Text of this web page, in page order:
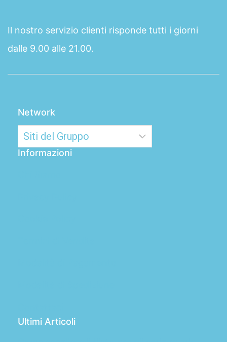
Il nostro servizio clienti risponde tutti i giorni
dalle 9.00 alle 21.00.
Network
Informazioni
Ultimi Articoli